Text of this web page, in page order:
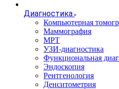
Диагностика
Компьютерная
Маммография
МРТ
УЗИ-диагностика
Функциональная
Эндоскопия
Рентгенология
Денситометрия